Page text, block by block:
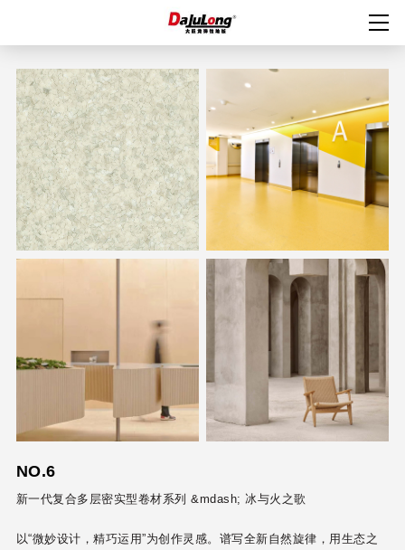
NO.6
新一代复合多层密实型卷材系列 &mdash; 冰与火之歌
以“微妙设计，精巧运用”为创作灵感。谱写全新自然旋律，用生态之